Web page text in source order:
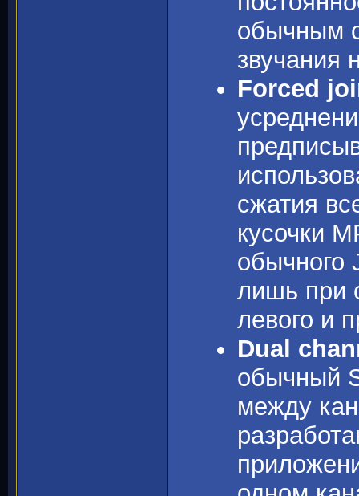
обычным
звучания
Forced
сжатия
кусочки
обычного
лишь при
левого и
Dual
обычный
между